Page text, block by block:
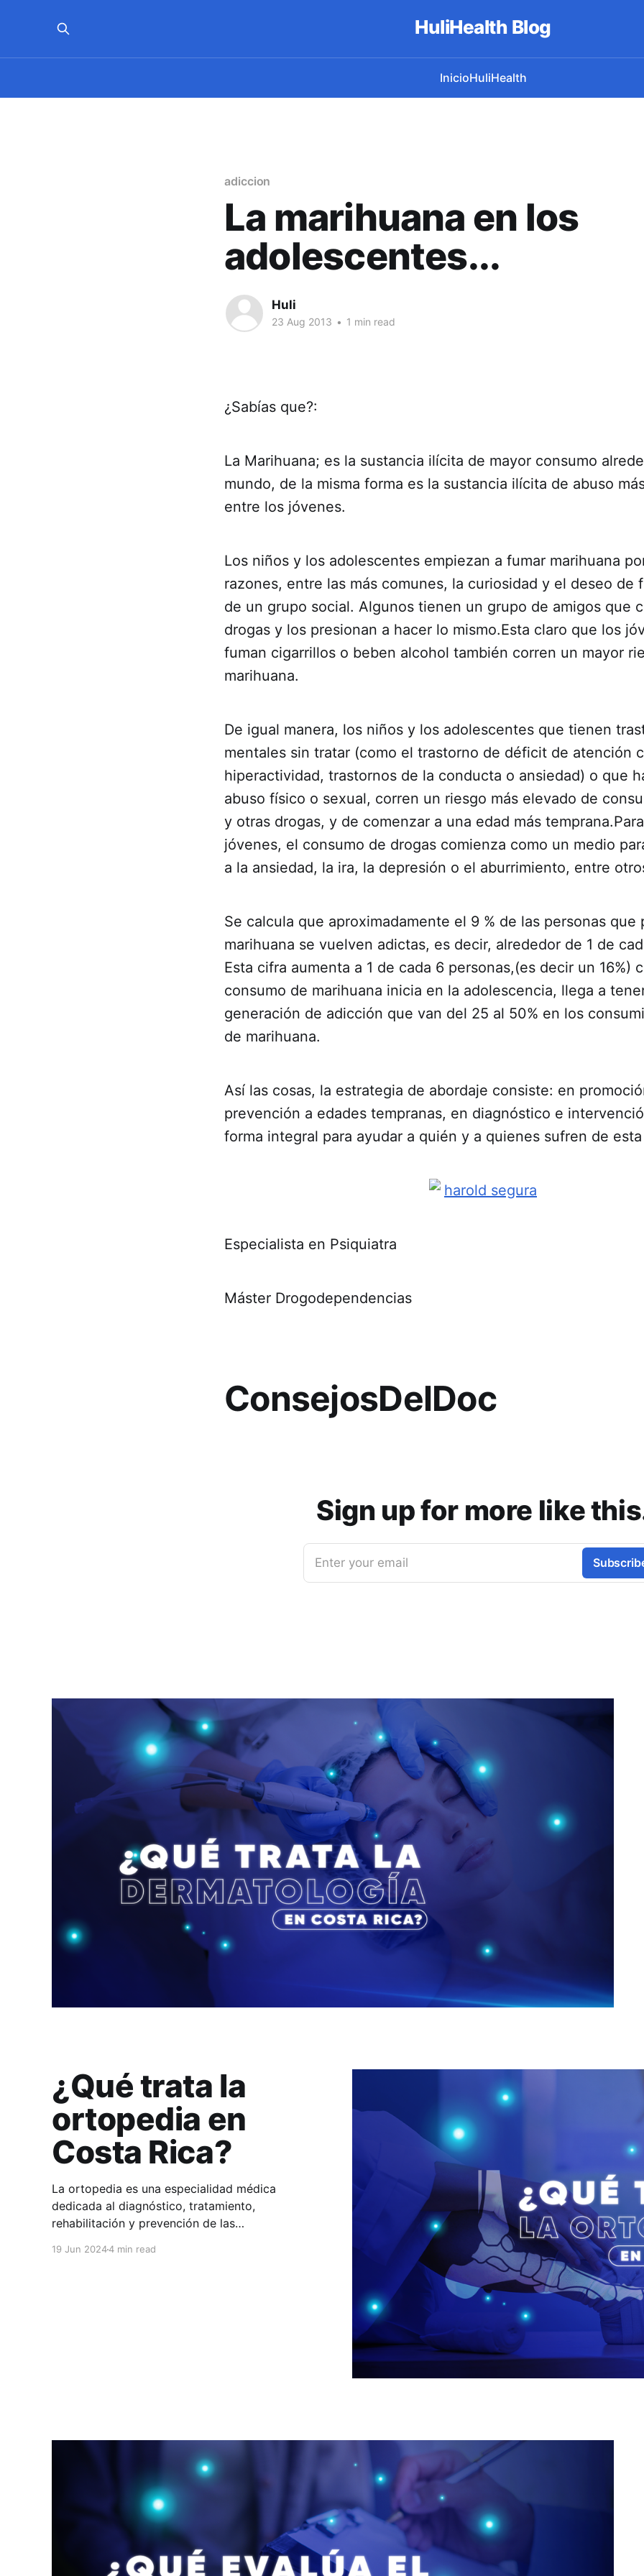
HuliHealth Blog
InicioHuliHealth
adiccion
La marihuana en los
adolescentes...
Huli
23 Aug 2013 • 1 min read
¿Sabías que?:
La Marihuana; es la sustancia ilícita de mayor consumo
mundo, de la misma forma es la sustancia ilícita de abuso
entre los jóvenes.
Los niños y los adolescentes empiezan a fumar marihuana
razones, entre las más comunes, la curiosidad y el deseo de
de un grupo social. Algunos tienen un grupo de amigos que
drogas y los presionan a hacer lo mismo.Esta claro que los
fuman cigarrillos o beben alcohol también corren un mayor
marihuana.
De igual manera, los niños y los adolescentes que tienen
mentales sin tratar (como el trastorno de déficit de atención
hiperactividad, trastornos de la conducta o ansiedad) o que
abuso físico o sexual, corren un riesgo más elevado de
y otras drogas, y de comenzar a una edad más
jóvenes, el consumo de drogas comienza como un medio
a la ansiedad, la ira, la depresión o el aburrimiento, entre
Se calcula que aproximadamente el 9 % de las personas que
marihuana se vuelven adictas, es decir, alrededor de 1 de
Esta cifra aumenta a 1 de cada 6 personas,(es decir un 16%)
consumo de marihuana inicia en la adolescencia, llega a
generación de adicción que van del 25 al 50% en los
de marihuana.
Así las cosas, la estrategia de abordaje consiste: en
prevención a edades tempranas, en diagnóstico e
forma integral para ayudar a quién y a quienes sufren de
Especialista en Psiquiatra
Máster Drogodependencias
ConsejosDelDoc
Sign up for more like
Enter your email
¿Qué trata la
ortopedia en
Costa Rica?
La ortopedia es una especialidad médica
dedicada al diagnóstico, tratamiento,
rehabilitación y prevención de las
19 Jun 20244 min read